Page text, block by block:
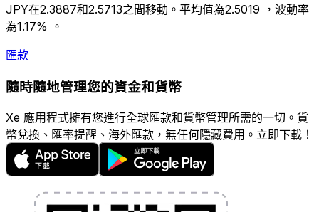
JPY在2.3887和2.5713之間移動。平均值為2.5019 ，波動率
為1.17% 。
匯款
隨時隨地管理您的資金和貨幣
Xe 應用程式擁有您進行全球匯款和貨幣管理所需的一切。貨
幣兌換、匯率提醒、海外匯款，無任何隱藏費用。立即下載！